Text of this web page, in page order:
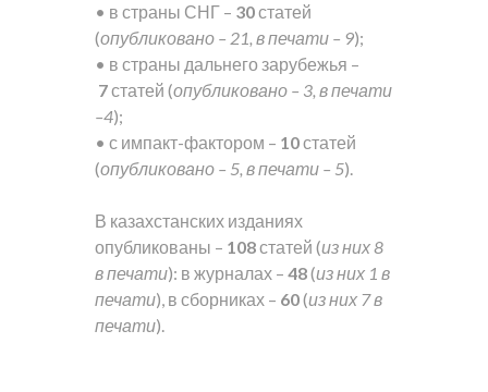
• в страны СНГ – 30статей
(опубликовано – 21, в печати – 9);
• в страны дальнего зарубежья –
7статей (опубликовано – 3, в печати
–4);
• с импакт-фактором – 10статей
(опубликовано – 5, в печати – 5).
В казахстанских изданиях
опубликованы – 108статей (из них 8
в печати): в журналах – 48(из них 1 в
печати), в сборниках – 60(из них 7 в
печати).